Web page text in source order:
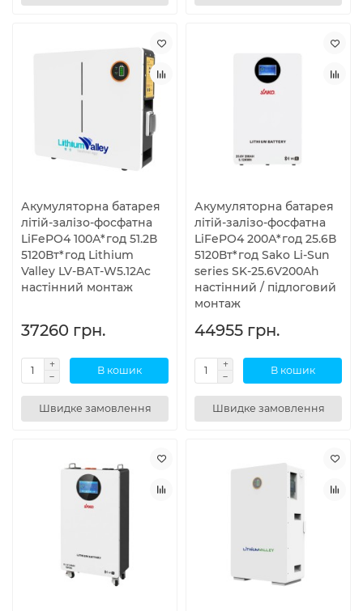
Акумуляторна батарея
літій-залізо-фосфатна
LiFePO4 100А*год 51.2В
5120Вт*год Lithium
Valley LV-BAT-W5.12Ac
настінний монтаж
37260 грн.
В кошик
Швидке замовлення
Акумуляторна батарея
літій-залізо-фосфатна
LiFePO4 200А*год 25.6В
5120Вт*год Sako Li-Sun
series SK-25.6V200Ah
настінний / підлоговий
монтаж
44955 грн.
В кошик
Швидке замовлення